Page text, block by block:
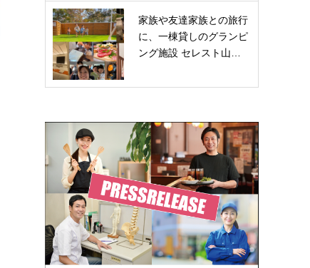
家族や友達家族との旅行
に、一棟貸しのグランピ
ング施設 セレスト山…